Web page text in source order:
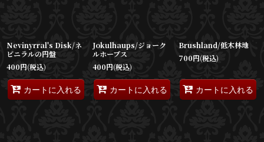
Nevinyrral's Disk/ネ
ビニラルの円盤
400円(税込)
カートに入れる
Jokulhaups/ジョーク
ルホープス
400円(税込)
カートに入れる
Brushland/低木林地
700円(税込)
カートに入れる